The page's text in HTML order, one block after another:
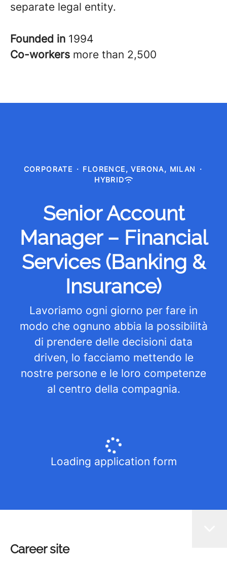
separate legal entity.
Founded in 1994
Co-workers more than 2,500
CORPORATE · FLORENCE, VERONA, MILAN
·
HYBRID
Senior Account
Manager – Financial
Services (Banking &
Insurance)
Lavoriamo ogni giorno per fare in
modo che ognuno abbia la possibilità
di prendere delle decisioni data
driven, lo facciamo mettendo le
nostre persone e le loro competenze
al centro della compagnia.
Loading application form
Career site